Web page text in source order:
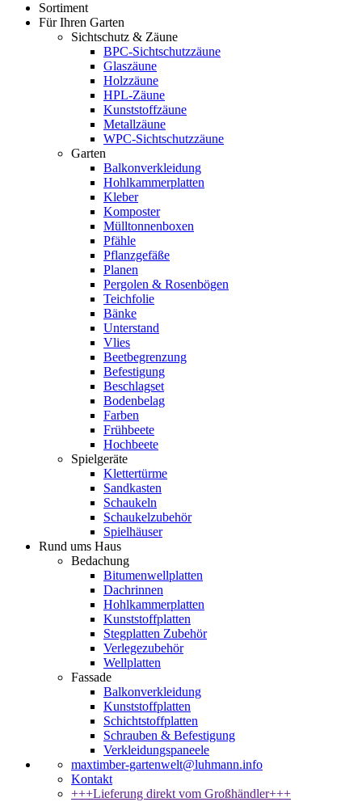
Sortiment
Für Ihren Garten
Sichtschutz & Zäune
BPC-Sichtschutzzäune
Glaszäune
Holzzäune
HPL-Zäune
Kunststoffzäune
Metallzäune
WPC-Sichtschutzzäune
Garten
Balkonverkleidung
Hohlkammerplatten
Kleber
Komposter
Mülltonnenboxen
Pfähle
Pflanzgefäße
Planen
Pergolen & Rosenbögen
Teichfolie
Bänke
Unterstand
Vlies
Beetbegrenzung
Befestigung
Beschlagset
Bodenbelag
Farben
Frühbeete
Hochbeete
Spielgeräte
Klettertürme
Sandkasten
Schaukeln
Schaukelzubehör
Spielhäuser
Rund ums Haus
Bedachung
Bitumenwellplatten
Dachrinnen
Hohlkammerplatten
Kunststoffplatten
Stegplatten Zubehör
Verlegezubehör
Wellplatten
Fassade
Balkonverkleidung
Kunststoffplatten
Schichtstoffplatten
Schrauben & Befestigung
Verkleidungspaneele
maxtimber-gartenwelt@luhmann.info
Kontakt
+++Lieferung direkt vom Großhändler+++